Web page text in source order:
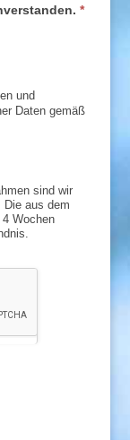
*
und
Daten gemäß
sind wir
aus dem
Wochen